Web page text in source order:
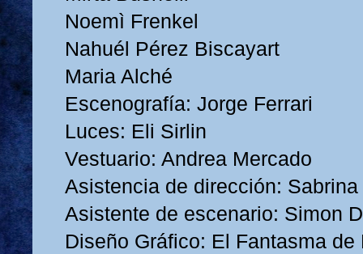
Noemì Frenkel
Nahuél Pérez Biscayart
Maria Alché
Escenografía: Jorge Ferrari
Luces: Eli Sirlin
Vestuario: Andrea Mercado
Asistencia de dirección: Sabrina
Asistente de escenario: Simon
Diseño Gráfico: El Fantasma de